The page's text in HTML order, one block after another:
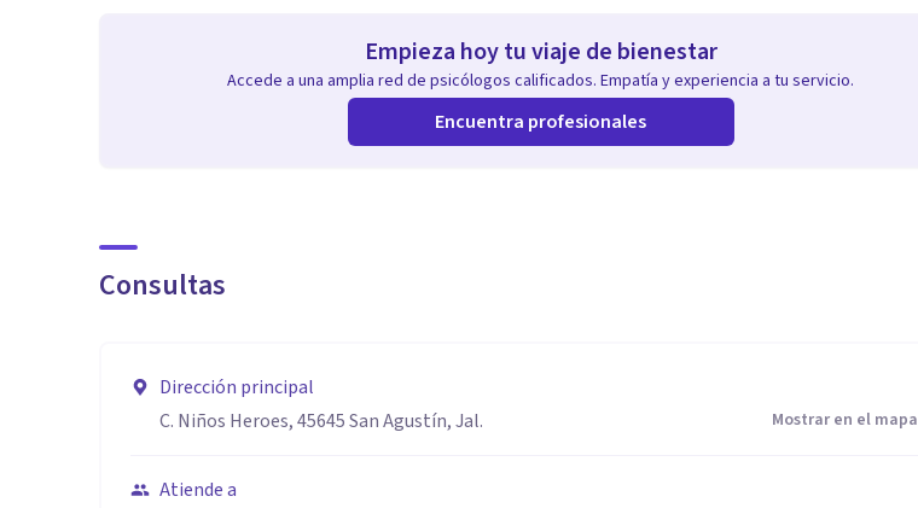
Empieza hoy tu viaje de bienestar
Accede a una amplia red de psicólogos calificados. Empatía y experiencia a tu servicio.
Encuentra profesionales
Consultas
Dirección principal
C. Niños Heroes, 45645 San Agustín, Jal.
Mostrar en el mapa
Atiende a